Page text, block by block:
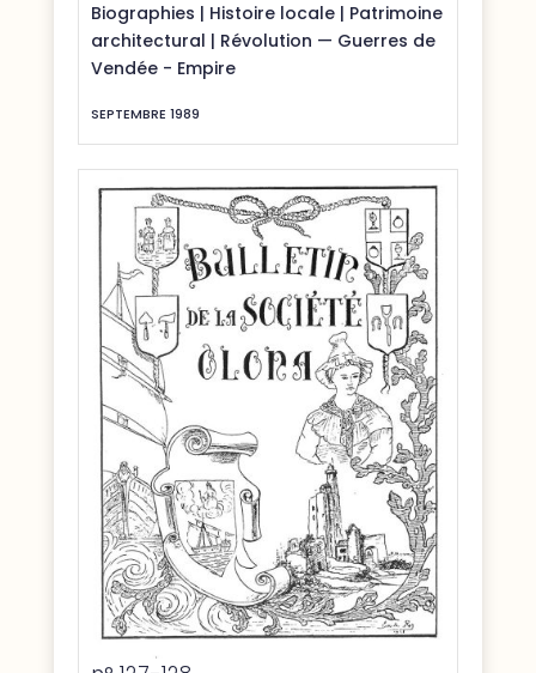
Biographies | Histoire locale| Patrimoine
architectural | Révolution — Guerres de
Vendée - Empire
SEPTEMBRE 1989